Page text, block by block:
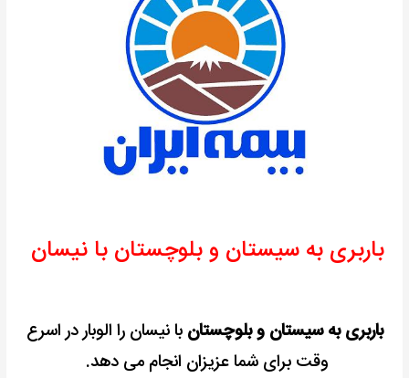
باربری به سیستان و بلوچستان با نیسان
باربری به سیستان و بلوچستان با نیسان را الوبار در اسرع
وقت برای شما عزیزان انجام می دهد.